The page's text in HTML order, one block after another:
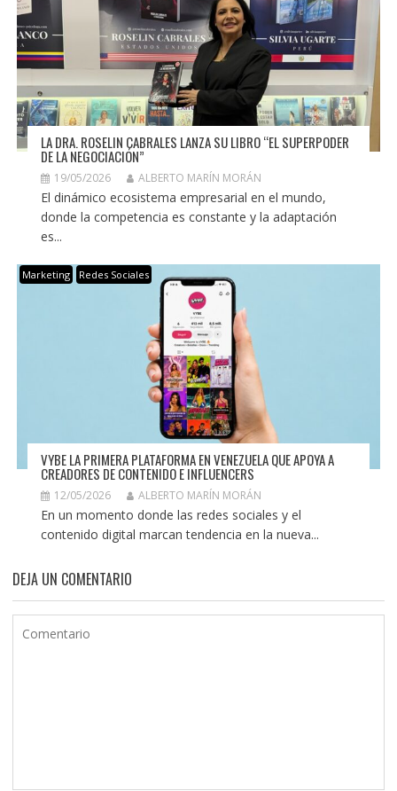
LA DRA. ROSELIN CABRALES LANZA SU LIBRO “EL SUPERPODER
DE LA NEGOCIACIÓN”
19/05/2026 ALBERTO MARÍN MORÁN
El dinámico ecosistema empresarial en el mundo,
donde la competencia es constante y la adaptación
es...
Marketing Redes Sociales
VYBE LA PRIMERA PLATAFORMA EN VENEZUELA QUE APOYA A
CREADORES DE CONTENIDO E INFLUENCERS
12/05/2026 ALBERTO MARÍN MORÁN
En un momento donde las redes sociales y el
contenido digital marcan tendencia en la nueva...
DEJA UN COMENTARIO